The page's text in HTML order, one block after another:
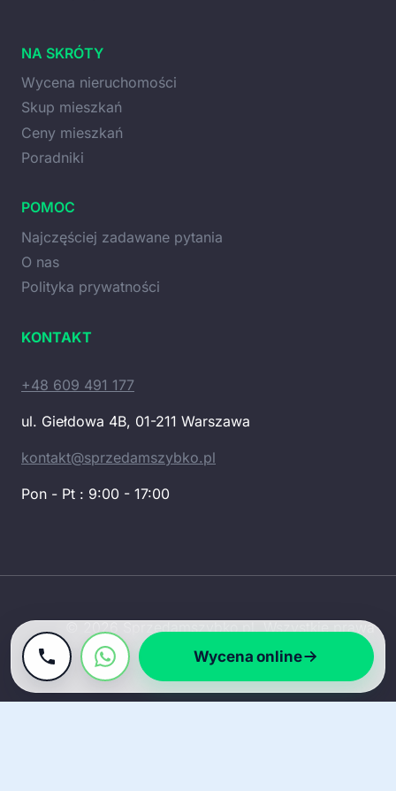
NA SKRÓTY
Wycena nieruchomości
Skup mieszkań
Ceny mieszkań
Poradniki
POMOC
Najczęściej zadawane pytania
O nas
Polityka prywatności
KONTAKT
+48 609 491 177
ul. Giełdowa 4B, 01-211 Warszawa
kontakt@sprzedamszybko.pl
Pon - Pt : 9:00 - 17:00
© 2026 Sprzedamszybko.pl. Wszystkie prawa
zastrzeżone.
Wycena online